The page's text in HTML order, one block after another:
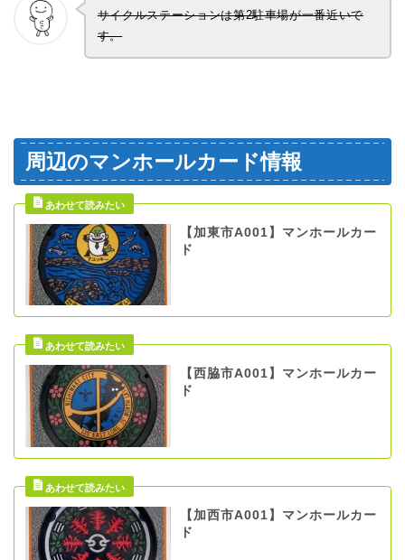
サイクルステーションは第2駐車場が一番近いで
す。
周辺のマンホールカード情報
【加東市A001】マンホールカー
ド
【西脇市A001】マンホールカー
ド
【加西市A001】マンホールカー
ド